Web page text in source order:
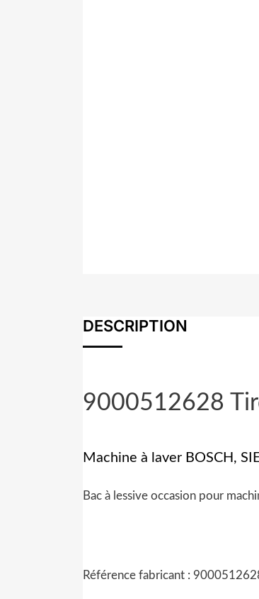
DESCRIPTION
9000512628
Machine à laver BOSCH,
Bac à lessive occasion pour
Référence fabricant :